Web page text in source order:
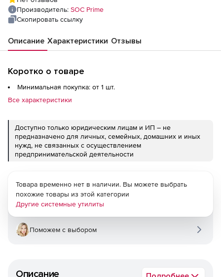
Производитель: SOC Prime
Скопировать ссылку
Описание Характеристики Отзывы
Коротко о товаре
Минимальная покупка: от 1 шт.
Все характеристики
Доступно только юридическим лицам и ИП – не
предназначено для личных, семейных, домашних и иных
нужд, не связанных с осуществлением
предпринимательской деятельности
Описание
Товара временно нет в наличии. Вы можете выбрать
похожие товары из этой категории
Другие системные утилиты
Поможем с выбором